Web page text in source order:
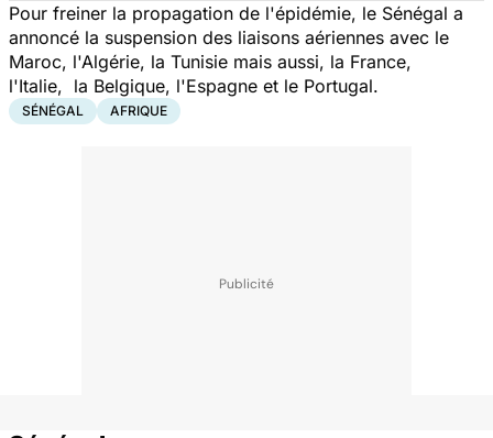
Pour freiner la propagation de l'épidémie, le Sénégal a
annoncé la suspension des liaisons aériennes avec le
Maroc, l'Algérie, la Tunisie mais aussi, la France,
l'Italie, la Belgique, l'Espagne et le Portugal.
SÉNÉGAL AFRIQUE